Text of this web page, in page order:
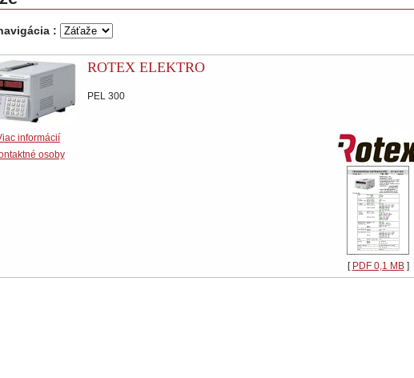
:
informácií
osoby
ROTEX ELEKTRO
PEL 300
[ PDF 0,1 MB]